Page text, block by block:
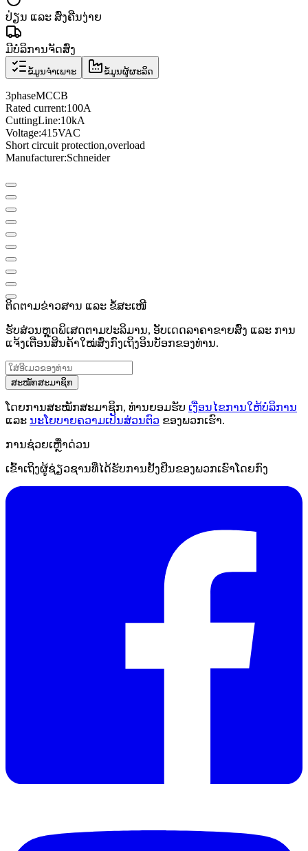
ປ່ຽນ ແລະ ສົ່ງຄືນງ່າຍ
ມີບໍລິການຈັດສົ່ງ
ຂໍ້ມູນຈຳເພາະ ຂໍ້ມູນຜູ້ຜະລິດ
3phaseMCCB
Rated current:100A
CuttingLine:10kA
Voltage:415VAC
Short circuit protection,overload
Manufacturer:Schneider
ຕິດຕາມຂ່າວສານ ແລະ ຂໍ້ສະເໜີ
ຮັບສ່ວນຫຼຸດພິເສດຕາມປະລິມານ, ອັບເດດລາຄາຂາຍສົ່ງ ແລະ ການ
ແຈ້ງເຕືອນສິນຄ້າໃໝ່ສົ່ງກົງເຖິງອິນບັອກຂອງທ່ານ.
ສະໝັກສະມາຊິກ
ໂດຍການສະໝັກສະມາຊິກ, ທ່ານຍອມຮັບ ເງື່ອນໄຂການໃຫ້ບໍລິການ
ແລະ ນະໂຍບາຍຄວາມເປັນສ່ວນຕົວ ຂອງພວກເຮົາ.
ການຊ່ວຍເຫຼືໍາດ່ວນ
ເຂົ້າເຖິງຜູ້ຊ່ຽວຊານທີ່ໄດ້ຮັບການຢັ້ງຢືນຂອງພວກເຮົາໂດຍກົງ